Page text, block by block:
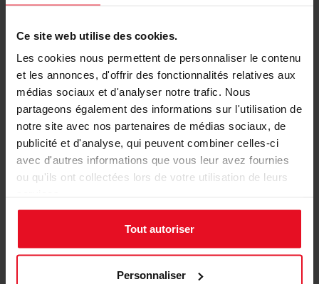
Ce site web utilise des cookies.
Les cookies nous permettent de personnaliser le contenu
et les annonces, d'offrir des fonctionnalités relatives aux
médias sociaux et d'analyser notre trafic. Nous
partageons également des informations sur l'utilisation de
notre site avec nos partenaires de médias sociaux, de
publicité et d'analyse, qui peuvent combiner celles-ci
avec d'autres informations que vous leur avez fournies
ou qu'ils ont collectées lors de votre utilisation de leurs
Tout autoriser
Personnaliser
Carte de vœux professionnelle joyeux
bonhomme de neige